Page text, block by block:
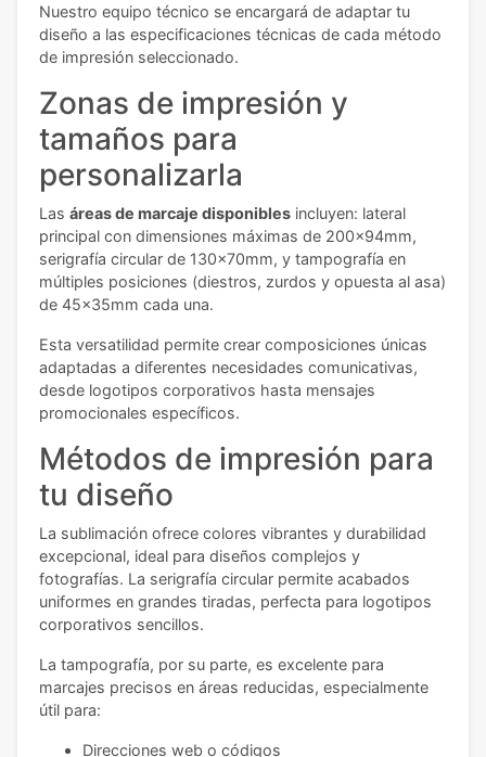
Nuestro equipo técnico se encargará de adaptar tu
diseño a las especificaciones técnicas de cada método
de impresión seleccionado.
Zonas de impresión y
tamaños para
personalizarla
Las áreas de marcaje disponibles incluyen: lateral
principal con dimensiones máximas de 200x94mm,
serigrafía circular de 130x70mm, y tampografía en
múltiples posiciones (diestros, zurdos y opuesta al asa)
de 45x35mm cada una.
Esta versatilidad permite crear composiciones únicas
adaptadas a diferentes necesidades comunicativas,
desde logotipos corporativos hasta mensajes
promocionales específicos.
Métodos de impresión para
tu diseño
La sublimación ofrece colores vibrantes y durabilidad
excepcional, ideal para diseños complejos y
fotografías. La serigrafía circular permite acabados
uniformes en grandes tiradas, perfecta para logotipos
corporativos sencillos.
La tampografía, por su parte, es excelente para
marcajes precisos en áreas reducidas, especialmente
útil para:
Direcciones web o códigos